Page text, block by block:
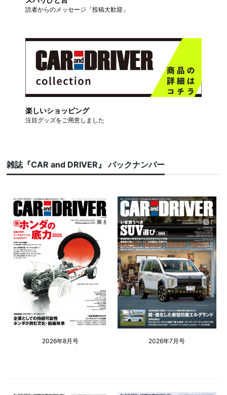
読者からのメッセージ「投稿大歓迎」
楽しいショッピング
注目グッズをご用意しました
雑誌『CAR and DRIVER』 バックナンバー
2026年8月号 2026年7月号